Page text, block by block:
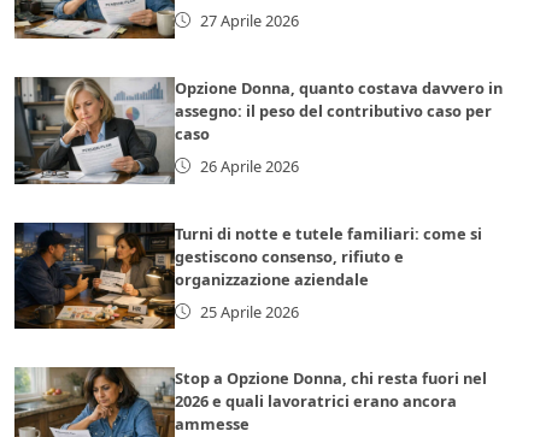
27 Aprile 2026
Opzione Donna, quanto costava davvero in
assegno: il peso del contributivo caso per
caso
26 Aprile 2026
Turni di notte e tutele familiari: come si
gestiscono consenso, rifiuto e
organizzazione aziendale
25 Aprile 2026
Stop a Opzione Donna, chi resta fuori nel
2026 e quali lavoratrici erano ancora
ammesse